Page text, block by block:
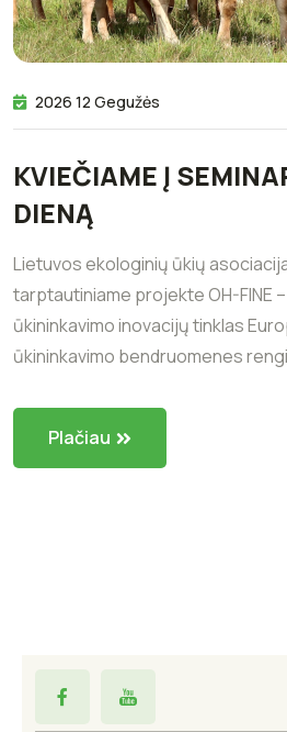
2026 12 Gegužės
KVIEČIAME Į
DIENĄ
Lietuvos ekologinių ūkių
tarptautiniame projekte OH-FINE
ūkininkavimo inovacijų tinklas
ūkininkavimo bendruomenes
Plačiau